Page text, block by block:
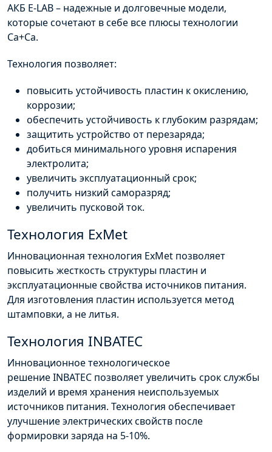
АКБ E-LAB– надежные и долговечные модели,
которые сочетают в себе все плюсы технологии
Са+Са.
Технология позволяет:
повысить устойчивость пластин к окислению,
коррозии;
обеспечить устойчивость к глубоким разрядам;
защитить устройство от перезаряда;
добиться минимального уровня испарения
электролита;
увеличить эксплуатационный срок;
получить низкий саморазряд;
увеличить пусковой ток.
Технология ExMet
Инновационная технология ExMet позволяет
повысить жесткость структуры пластин и
эксплуатационные свойства источников питания.
Для изготовления пластин используется метод
штамповки, а не литья.
Технология INBATEC
Инновационное технологическое
решениеINBATEC позволяет увеличить срок службы
изделий и время хранения неиспользуемых
источников питания. Технология обеспечивает
улучшение электрических свойств после
формировки заряда на 5-10%.